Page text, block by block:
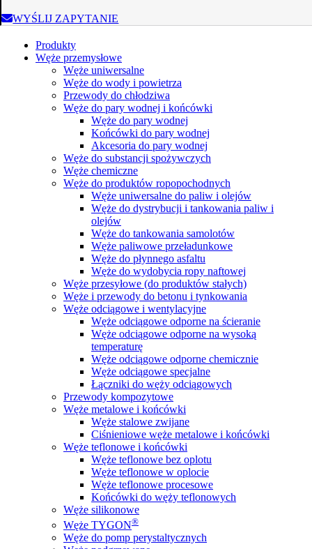
WYŚLIJ ZAPYTANIE
Produkty
Węże przemysłowe
Węże uniwersalne
Węże do wody i powietrza
Przewody do chłodziwa
Węże do pary wodnej i końcówki
Węże do pary wodnej
Końcówki do pary wodnej
Akcesoria do pary wodnej
Węże do substancji spożywczych
Węże chemiczne
Węże do produktów ropopochodnych
Węże uniwersalne do paliw i olejów
Węże do dystrybucji i tankowania paliw i
olejów
Węże do tankowania samolotów
Węże paliwowe przeładunkowe
Węże do płynnego asfaltu
Węże do wydobycia ropy naftowej
Węże przesyłowe (do produktów stałych)
Węże i przewody do betonu i tynkowania
Węże odciągowe i wentylacyjne
Węże odciągowe odporne na ścieranie
Węże odciągowe odporne na wysoką
temperaturę
Węże odciągowe odporne chemicznie
Węże odciągowe specjalne
Łączniki do węży odciągowych
Przewody kompozytowe
Węże metalowe i końcówki
Węże stalowe zwijane
Ciśnieniowe węże metalowe i końcówki
Węże teflonowe i końcówki
Węże teflonowe bez oplotu
Węże teflonowe w oplocie
Węże teflonowe procesowe
Końcówki do węży teflonowych
Węże silikonowe
Węże TYGON®
Węże do pomp perystaltycznych